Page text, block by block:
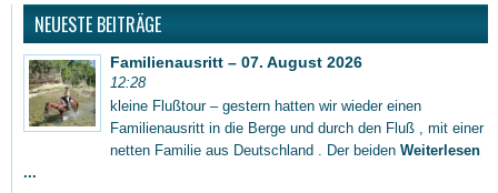
NEUESTE BEITRÄGE
Familienausritt – 07. August 2026
12:28
kleine Flußtour – gestern hatten wir wieder einen
Familienausritt in die Berge und durch den Fluß , mit einer
netten Familie aus Deutschland . Der beiden Weiterlesen
...